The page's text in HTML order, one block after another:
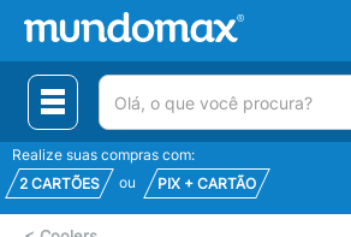
(pesquisar)
Realize suas compras com:
2 CARTÕES
ou PIX + CARTÃO